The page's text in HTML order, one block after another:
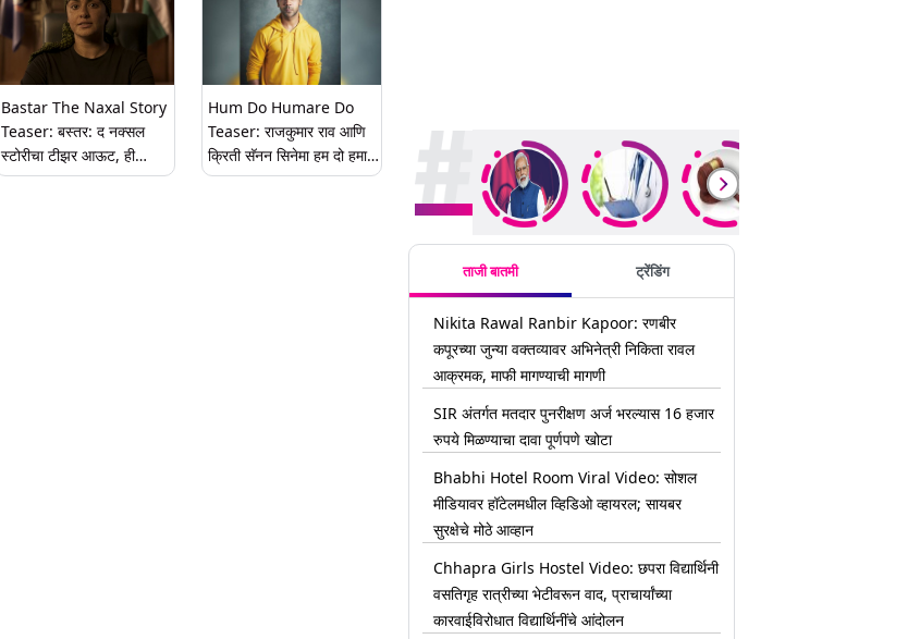
Bastar The Naxal Story
Teaser: बस्तर: द नक्सल
स्टोरीचा टीझर आऊट, ही
अभिनेत्री मुख्य भुमिकेत
Hum Do Humare Do
Teaser: राजकुमार राव आणि
क्रिती सॅनन सिनेमा हम दो हमारे
दो चा टीझर रिलीज, डिस्ने प्लस
ताजी बातमी ट्रेंडिंग
Nikita Rawal Ranbir Kapoor: रणबीर
कपूरच्या जुन्या वक्तव्यावर अभिनेत्री निकिता रावल
आक्रमक, माफी मागण्याची मागणी
SIR अंतर्गत मतदार पुनरीक्षण अर्ज भरल्यास 16 हजार
रुपये मिळण्याचा दावा पूर्णपणे खोटा
Bhabhi Hotel Room Viral Video: सोशल
मीडियावर हॉटेलमधील व्हिडिओ व्हायरल; सायबर
सुरक्षेचे मोठे आव्हान
Chhapra Girls Hostel Video: छपरा विद्यार्थिनी
वसतिगृह रात्रीच्या भेटीवरून वाद, प्राचार्यांच्या
कारवाईविरोधात विद्यार्थिनींचे आंदोलन